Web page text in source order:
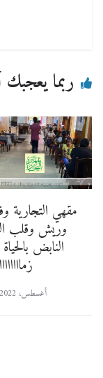
ربما يعجبك
مقهي التجارية
وريش وقلب
النابض
12 أغسطس، 2022